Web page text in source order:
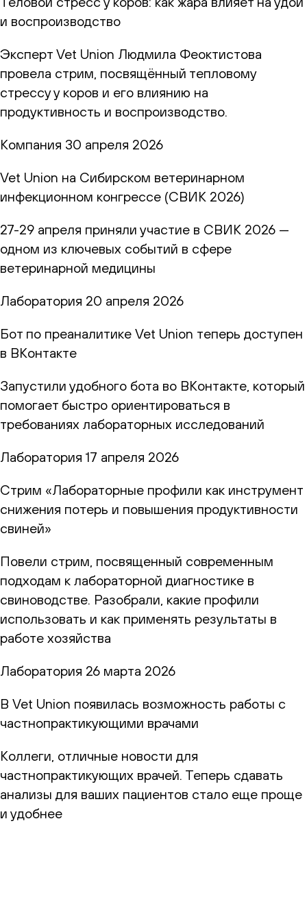
и воспроизводство
Эксперт Vet Union Людмила Феоктистова
провела стрим, посвящённый тепловому
стрессу у коров и его влиянию на
продуктивность и воспроизводство.
Компания 30 апреля 2026
Vet Union на Сибирском ветеринарном
инфекционном конгрессе (СВИК 2026)
27-29 апреля приняли участие в СВИК 2026 —
одном из ключевых событий в сфере
ветеринарной медицины
Лаборатория 20 апреля 2026
Бот по преаналитике Vet Union теперь доступен
в ВКонтакте
Запустили удобного бота во ВКонтакте, который
помогает быстро ориентироваться в
требованиях лабораторных исследований
Лаборатория 17 апреля 2026
Стрим «Лабораторные профили как инструмент
снижения потерь и повышения продуктивности
свиней»
Повели стрим, посвященный современным
подходам к лабораторной диагностике в
свиноводстве. Разобрали, какие профили
использовать и как применять результаты в
работе хозяйства
Лаборатория 26 марта 2026
В Vet Union появилась возможность работы с
частнопрактикующими врачами
Коллеги, отличные новости для
частнопрактикующих врачей. Теперь сдавать
анализы для ваших пациентов стало еще проще
и удобнее